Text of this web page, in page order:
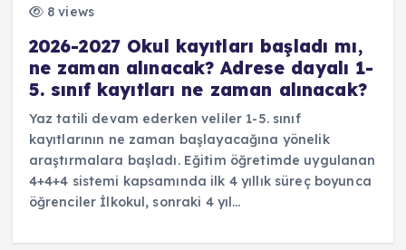
8 views
2026-2027 Okul kayıtları başladı mı,
ne zaman alınacak? Adrese dayalı 1-
5. sınıf kayıtları ne zaman alınacak?
Yaz tatili devam ederken veliler 1-5. sınıf
kayıtlarının ne zaman başlayacağına yönelik
araştırmalara başladı. Eğitim öğretimde uygulanan
4+4+4 sistemi kapsamında ilk 4 yıllık süreç boyunca
öğrenciler İlkokul, sonraki 4 yıl…